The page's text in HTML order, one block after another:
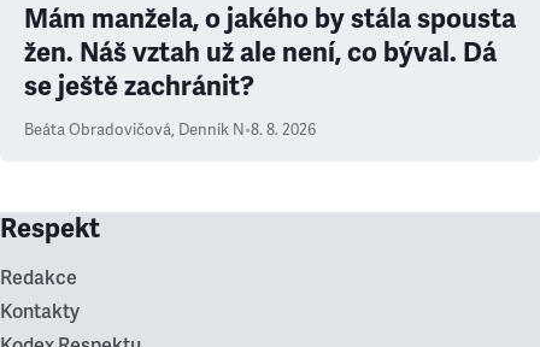
Mám manžela, o jakého by stála spousta
žen. Náš vztah už ale není, co býval. Dá
se ještě zachránit?
Beáta Obradovičová, Denník N•8. 8. 2026
Respekt
Redakce
Kontakty